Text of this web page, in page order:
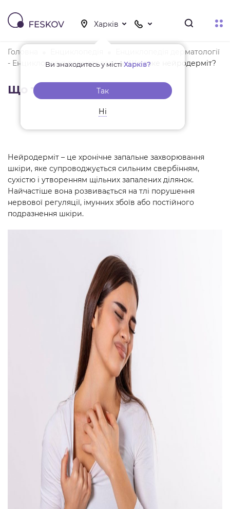
Ви знаходитесь у місті Харків?
Так
Ні
Головна
Енциклопедія дерматології
- Енциклопедія дерматології
Що таке нейродерміт?
Що таке нейродерміт?
Нейродерміт – це хронічне запальне захворювання
шкіри, яке супроводжується сильним свербінням,
сухістю і утворенням щільних запалених ділянок.
Найчастіше вона розвивається на тлі порушення
нервової регуляції, імунних збоїв або постійного
подразнення шкіри.